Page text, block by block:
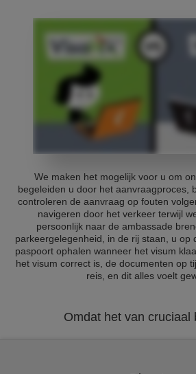
We maken het mogelijk voor u om
begeleiden u door het aanvraagproces,
controleren de aanvraag op fouten
navigeren door het verkeer terwijl
persoonlijk naar de ambassade
parkeergelegenheid, in de rij staan, u op
paspoort ophalen wanneer het visum
het visum correct is, de documenten op
reis, en dit alles voelt
Omdat het van cruciaal